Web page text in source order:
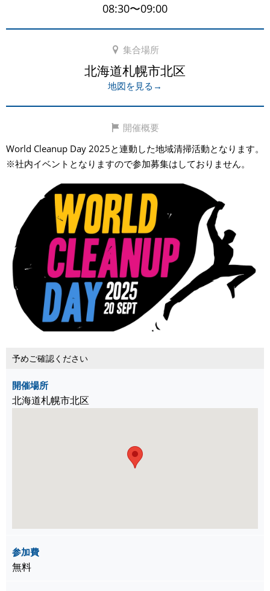
08:30〜09:00
集合場所
北海道札幌市北区
地図を見る→
開催概要
World Cleanup Day 2025と連動した地域清掃活動となります。
※社内イベントとなりますので参加募集はしておりません。
予めご確認ください
開催場所
北海道札幌市北区
参加費
無料